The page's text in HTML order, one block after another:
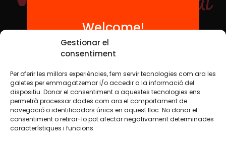
Gestionar el
consentiment
Per oferir les millors experiències, fem servir tecnologies com ara les
galetes per emmagatzemar i/o accedir a la informació del
dispositiu. Donar el consentiment a aquestes tecnologies ens
permetrà processar dades com ara el comportament de
navegació o identificadors únics en aquest lloc. No donar el
consentiment o retirar-lo pot afectar negativament determinades
característiques i funcions.
Social Media
TW YTB IG FB IN
Legal NoticeCookie Policy
Welcome!